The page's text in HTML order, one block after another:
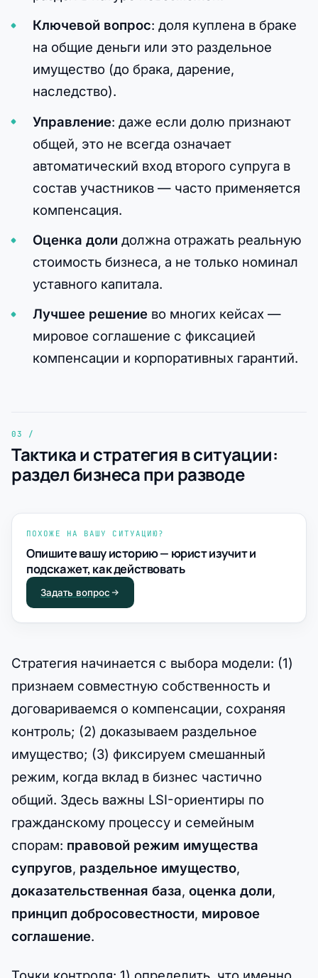
Ключевой вопрос: доля куплена в браке
на общие деньги или это раздельное
имущество (до брака, дарение,
наследство).
Управление: даже если долю признают
общей, это не всегда означает
автоматический вход второго супруга в
состав участников — часто применяется
компенсация.
Оценка доли должна отражать реальную
стоимость бизнеса, а не только номинал
уставного капитала.
Лучшее решениево многих кейсах —
мировое соглашение с фиксацией
компенсации и корпоративных гарантий.
Тактика и стратегия в ситуации:
раздел бизнеса при разводе
ПОХОЖЕ НА ВАШУ СИТУАЦИЮ?
Опишите вашу историю — юрист изучит и
подскажет, как действовать
Задать вопрос
Стратегия начинается с выбора модели: (1)
признаем совместную собственность и
договариваемся о компенсации, сохраняя
контроль; (2) доказываем раздельное
имущество; (3) фиксируем смешанный
режим, когда вклад в бизнес частично
общий. Здесь важны LSI-ориентиры по
гражданскому процессу и семейным
спорам: правовой режим имущества
супругов, раздельное имущество,
доказательственная база, оценка доли,
принцип добросовестности, мировое
соглашение.